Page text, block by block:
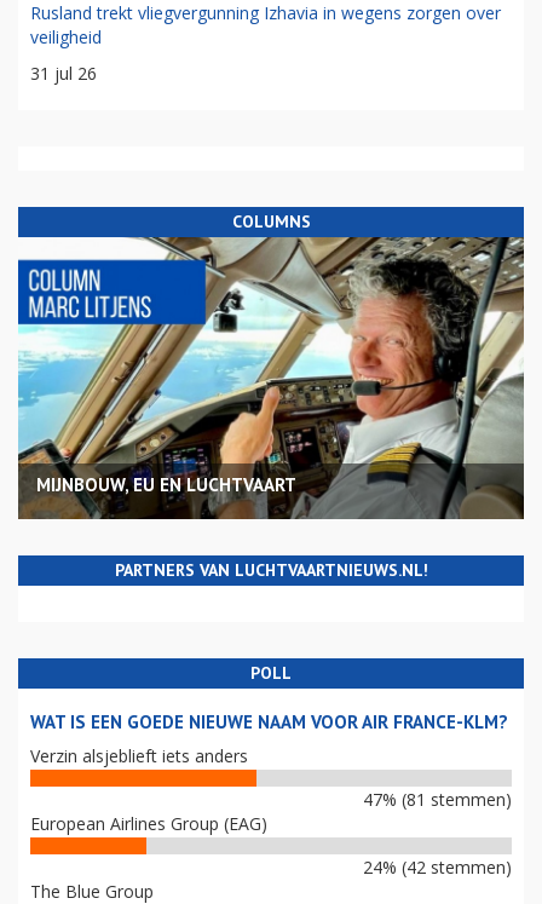
Rusland trekt vliegvergunning Izhavia in wegens zorgen over
veiligheid
31 jul 26
COLUMNS
MIJNBOUW, EU EN LUCHTVAART
PARTNERS VAN LUCHTVAARTNIEUWS.NL!
POLL
WAT IS EEN GOEDE NIEUWE NAAM VOOR AIR FRANCE-KLM?
Verzin alsjeblieft iets anders
47% (81 stemmen)
European Airlines Group (EAG)
24% (42 stemmen)
The Blue Group